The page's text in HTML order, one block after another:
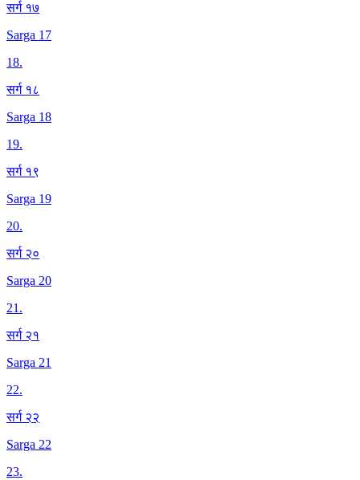
सर्ग १७
Sarga 17
18.
सर्ग १८
Sarga 18
19.
सर्ग १९
Sarga 19
20.
सर्ग २०
Sarga 20
21.
सर्ग २१
Sarga 21
22.
सर्ग २२
Sarga 22
23.